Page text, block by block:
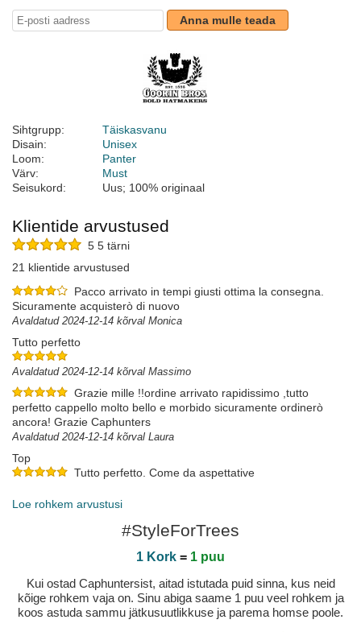
Anna mulle teada
Sihtgrupp:
Täiskasvanu
Disain:
Unisex
Loom:
Panter
Värv:
Must
Seisukord:
Uus; 100% originaal
Klientide arvustused
5 5 tärni
21 klientide arvustused
Pacco arrivato in tempi giusti ottima la consegna.
Sicuramente acquisterò di nuovo
Avaldatud 2024-12-14 kõrval Monica
Tutto perfetto
Avaldatud 2024-12-14 kõrval Massimo
Grazie mille !!ordine arrivato rapidissimo ,tutto
perfetto cappello molto bello e morbido sicuramente ordinerò
ancora! Grazie Caphunters
Avaldatud 2024-12-14 kõrval Laura
Top
Tutto perfetto. Come da aspettative
Loe rohkem arvustusi
#StyleForTrees
1 Kork = 1 puu
Kui ostad Caphuntersist, aitad istutada puid sinna, kus neid
kõige rohkem vaja on. Sinu abiga saame 1 puu veel rohkem ja
koos astuda sammu jätkusuutlikkuse ja parema homse poole.